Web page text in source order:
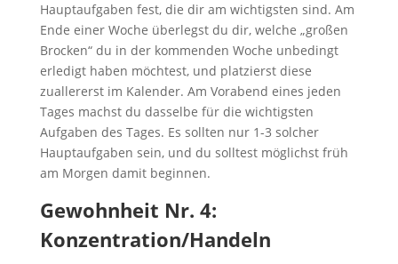
Hauptaufgaben fest, die dir am wichtigsten sind. Am
Ende einer Woche überlegst du dir, welche „großen
Brocken“ du in der kommenden Woche unbedingt
erledigt haben möchtest, und platzierst diese
zuallererst im Kalender. Am Vorabend eines jeden
Tages machst du dasselbe für die wichtigsten
Aufgaben des Tages. Es sollten nur 1-3 solcher
Hauptaufgaben sein, und du solltest möglichst früh
am Morgen damit beginnen.
Gewohnheit Nr. 4:
Konzentration/Handeln